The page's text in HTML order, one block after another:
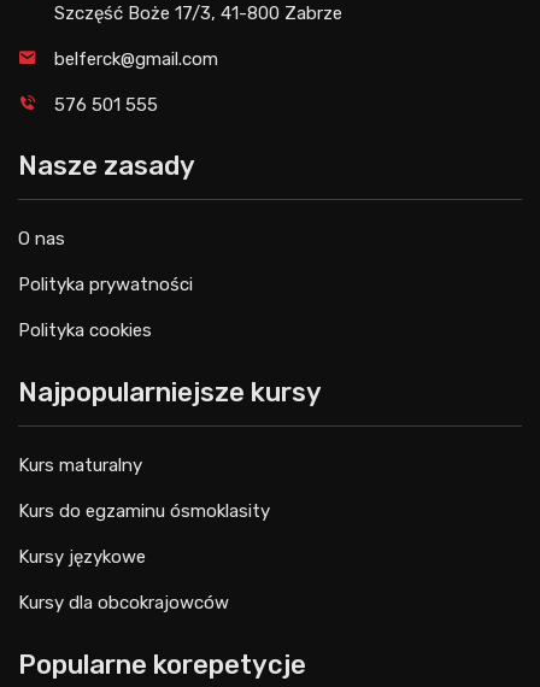
Szczęść Boże 17/3, 41-800 Zabrze
belferck@gmail.com
576 501 555
Nasze zasady
O nas
Polityka prywatności
Polityka cookies
Najpopularniejsze kursy
Kurs maturalny
Kurs do egzaminu ósmoklasity
Kursy językowe
Kursy dla obcokrajowców
Popularne korepetycje